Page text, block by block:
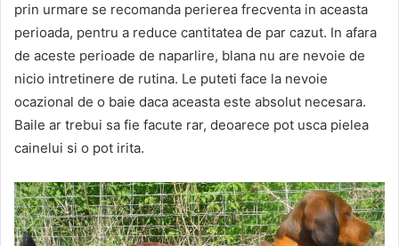
prin urmare se recomanda perierea frecventa in aceasta
perioada, pentru a reduce cantitatea de par cazut. In afara
de aceste perioade de naparlire, blana nu are nevoie de
nicio intretinere de rutina. Le puteti face la nevoie
ocazional de o baie daca aceasta este absolut necesara.
Baile ar trebui sa fie facute rar, deoarece pot usca pielea
cainelui si o pot irita.